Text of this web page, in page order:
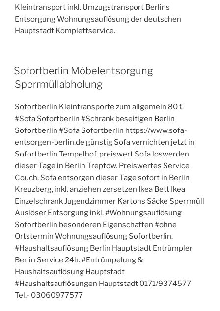
Kleintransport inkl. Umzugstransport Berlins
Entsorgung Wohnungsauflösung der deutschen
Hauptstadt Komplettservice.
VERÖFFENTLICHT
AM
Sofortberlin Möbelentsorgung
Sperrmüllabholung
Sofortberlin Kleintransporte zum allgemein 80 €
#Sofa Sofortberlin #Schrank beseitigen Berlin
Sofortberlin #Sofa Sofortberlin https://www.sofa-
entsorgen-berlin.de günstig Sofa vernichten jetzt in
Sofortberlin Tempelhof, preiswert Sofa loswerden
dieser Tage in Berlin Treptow. Preiswertes Service
Couch, Sofa entsorgen dieser Tage sofort in Berlin
Kreuzberg, inkl. anziehen zersetzen Ikea Bett Ikea
Einzelschrank Jugendzimmer Kartons Säcke Sperrmüll
Auslöser Entsorgung inkl. #Wohnungsauflösung
Sofortberlin besonderen Eigenschaften #ohne
Ortstermin Wohnungsauflösung Sofortberlin.
#Haushaltsauflösung Berlin Hauptstadt Entrümpler
Berlin Service 24h. #Entrümpelung &
Haushaltsauflösung Hauptstadt
#Haushaltsauflösungen Hauptstadt 0171/9374577
Tel.- 03060977577